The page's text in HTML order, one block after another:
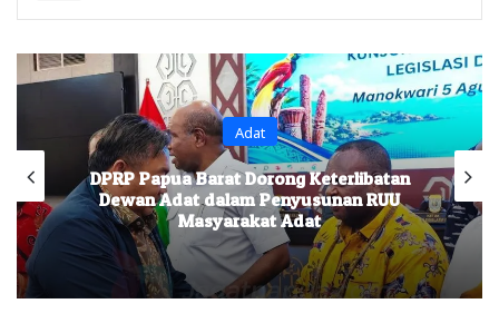
Adat
DPRP Papua Barat Dorong Keterlibatan
Dewan Adat dalam Penyusunan RUU
Masyarakat Adat